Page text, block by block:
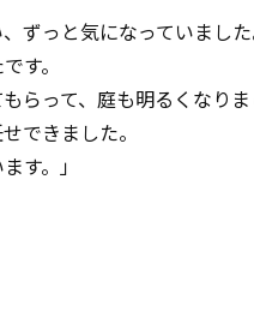
ずっと気になっていました
す。
らって、庭も明るくなりま
できました。
す。」